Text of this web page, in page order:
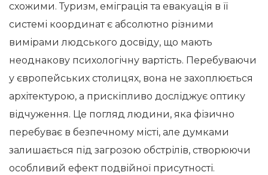
схожими. Туризм, еміграція та евакуація в її
системі координат є абсолютно різними
вимірами людського досвіду, що мають
неоднакову психологічну вартість. Перебуваючи
у європейських столицях, вона не захоплюється
архітектурою, а прискіпливо досліджує оптику
відчуження. Це погляд людини, яка фізично
перебуває в безпечному місті, але думками
залишається під загрозою обстрілів, створюючи
особливий ефект подвійної присутності.